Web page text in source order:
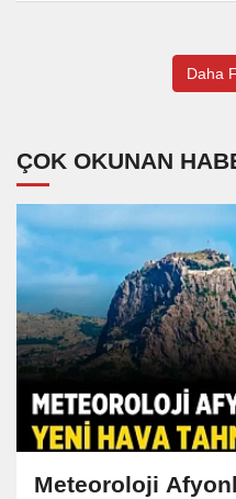
Daha
ÇOK OKUNAN
Meteoroloji